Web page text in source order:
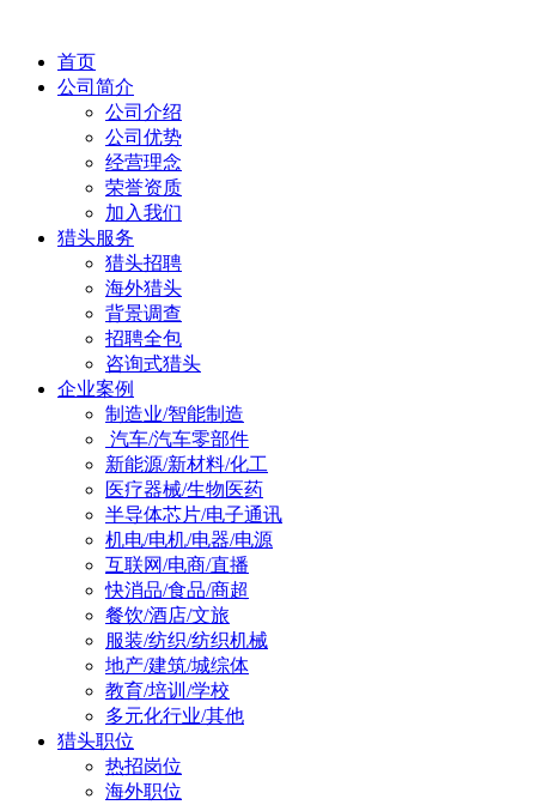
首页
公司简介
公司介绍
公司优势
经营理念
荣誉资质
加入我们
猎头服务
猎头招聘
海外猎头
背景调查
招聘全包
咨询式猎头
企业案例
制造业/智能制造
汽车/汽车零部件
新能源/新材料/化工
医疗器械/生物医药
半导体芯片/电子通讯
机电/电机/电器/电源
互联网/电商/直播
快消品/食品/商超
餐饮/酒店/文旅
服装/纺织/纺织机械
地产/建筑/城综体
教育/培训/学校
多元化行业/其他
猎头职位
热招岗位
海外职位